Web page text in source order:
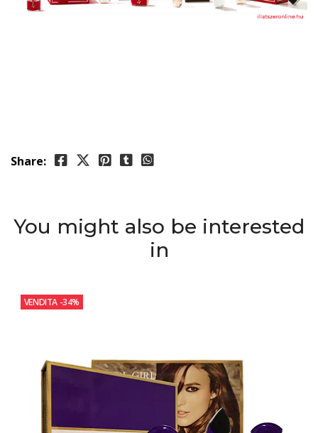
Share:
You might also be interested
in
VENDITA -34%